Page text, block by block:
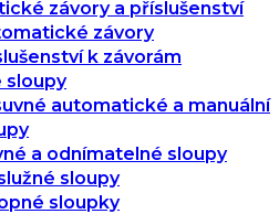
závory a příslušenství
závory
k závorám
sloupy
automatické a manuální
a odnímatelné sloupy
sloupy
sloupky